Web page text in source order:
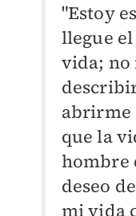
"Estoy
llegue
vida; no
abrirme
que la
hombre
deseo
mi vida